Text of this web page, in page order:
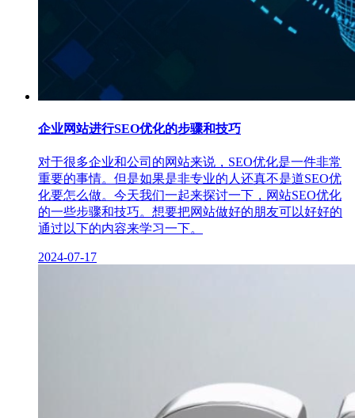
企业网站进行SEO优化的步骤和技巧
对于很多企业和公司的网站来说，SEO优化是一件非常
重要的事情。但是如果是非专业的人还真不是道SEO优
化要怎么做。今天我们一起来探讨一下，网站SEO优化
的一些步骤和技巧。想要把网站做好的朋友可以好好的
通过以下的内容来学习一下。
2024-07-17